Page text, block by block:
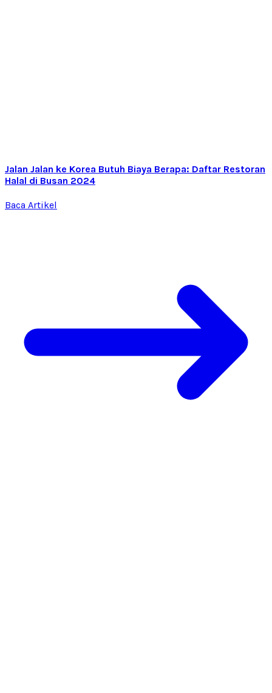
Jalan Jalan ke Korea Butuh Biaya Berapa: Daftar Restoran
Halal di Busan 2024
Baca Artikel